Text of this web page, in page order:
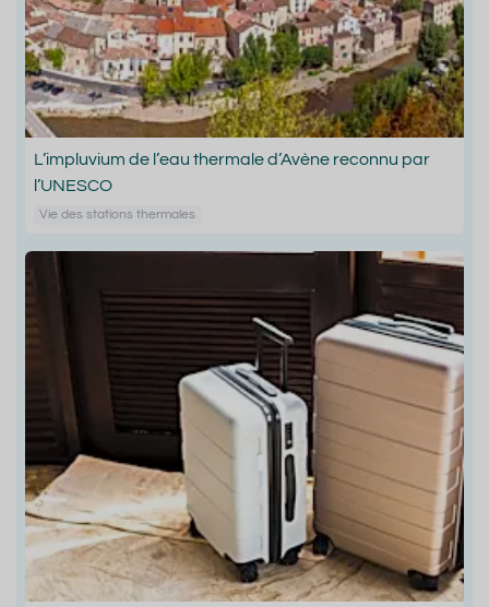
L’impluvium de l’eau thermale d’Avène reconnu par
l’UNESCO
Vie des stations thermales